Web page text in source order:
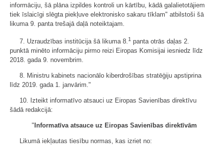
informāciju, šā plāna izpildes kontroli un kārtību, kādā galalietotājiem
tiek īslaicīgi slēgta piekļuve elektronisko sakaru tīklam" atbilstoši šā
likuma 9. panta trešajā daļā noteiktajam.
7. Uzraudzības institūcija šā likuma 8.1 panta otrās daļas 2.
punktā minēto informāciju pirmo reizi Eiropas Komisijai iesniedz līdz
2018. gada 9. novembrim.
8. Ministru kabinets nacionālo kiberdrošības stratēģiju apstiprina
līdz 2019. gada 1. janvārim."
10. Izteikt informatīvo atsauci uz Eiropas Savienības direktīvu
šādā redakcijā:
" Informatīva atsauce uz Eiropas Savienības direktīvām
Likumā iekļautas tiesību normas, kas izriet no: